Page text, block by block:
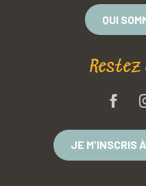
QUI
Restez
JE M'INSCRIS